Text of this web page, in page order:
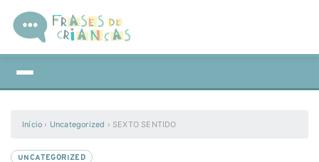
Início › Uncategorized › SEXTO SENTIDO
UNCATEGORIZED